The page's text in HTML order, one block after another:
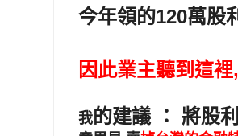
今年領的120萬股
因此業主聽到這
我的建議 ： 將股